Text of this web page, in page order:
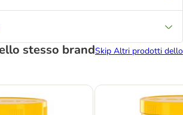
stesso brandSkip Altri prodotti dello